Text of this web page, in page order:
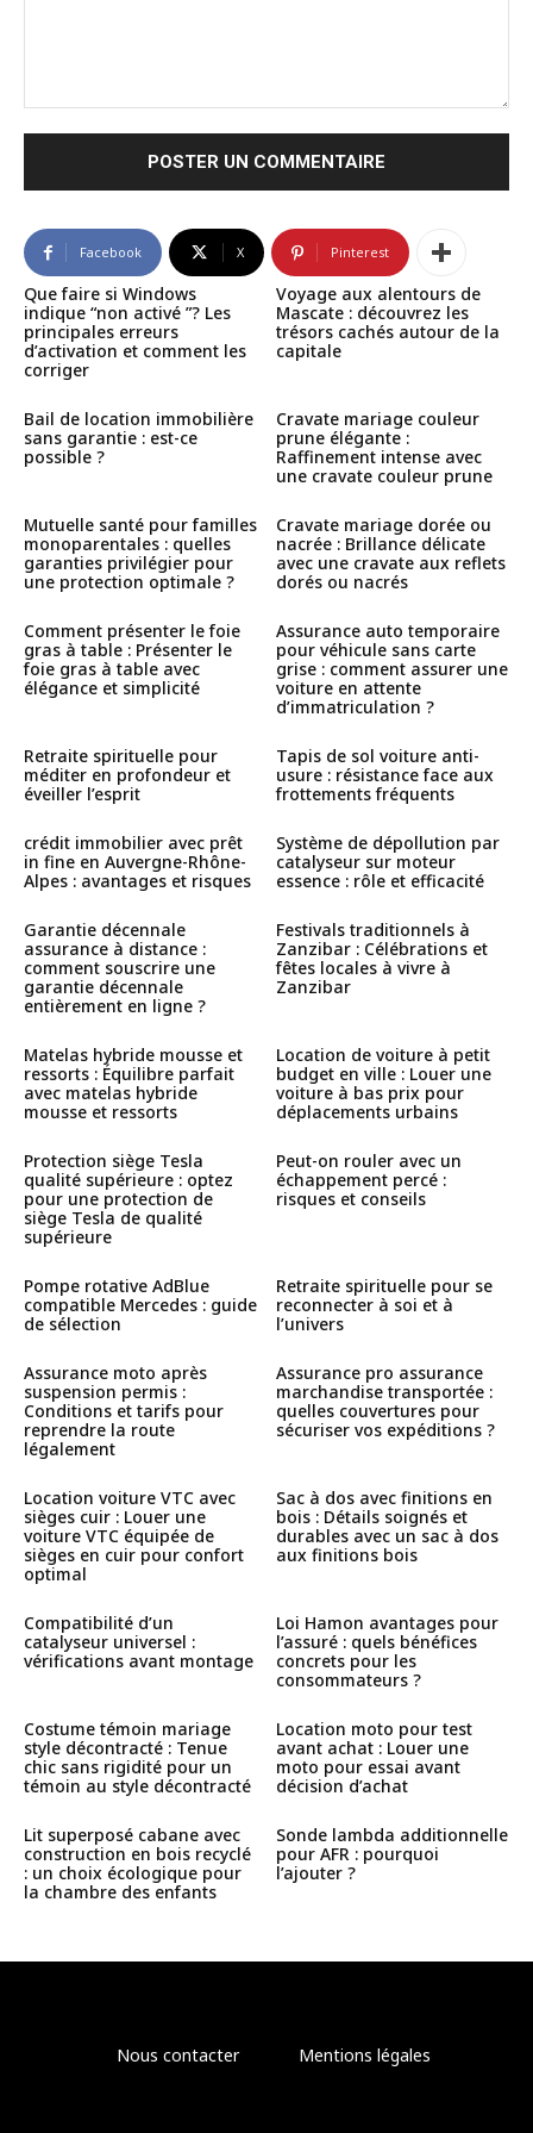
Facebook X Pinterest
Que faire si Windows
indique “non activé ”? Les
principales erreurs
d’activation et comment les
corriger
Voyage aux alentours de
Mascate : découvrez les
trésors cachés autour de la
capitale
Bail de location immobilière
sans garantie : est-ce
possible ?
Cravate mariage couleur
prune élégante :
Raffinement intense avec
une cravate couleur prune
Mutuelle santé pour familles
monoparentales : quelles
garanties privilégier pour
une protection optimale ?
Cravate mariage dorée ou
nacrée : Brillance délicate
avec une cravate aux reflets
dorés ou nacrés
Comment présenter le foie
gras à table : Présenter le
foie gras à table avec
élégance et simplicité
Assurance auto temporaire
pour véhicule sans carte
grise : comment assurer une
voiture en attente
d’immatriculation ?
Retraite spirituelle pour
méditer en profondeur et
éveiller l’esprit
Tapis de sol voiture anti-
usure : résistance face aux
frottements fréquents
crédit immobilier avec prêt
in fine en Auvergne-Rhône-
Alpes : avantages et risques
Système de dépollution par
catalyseur sur moteur
essence : rôle et efficacité
Garantie décennale
assurance à distance :
comment souscrire une
garantie décennale
entièrement en ligne ?
Festivals traditionnels à
Zanzibar : Célébrations et
fêtes locales à vivre à
Zanzibar
Matelas hybride mousse et
ressorts : Équilibre parfait
avec matelas hybride
mousse et ressorts
Location de voiture à petit
budget en ville : Louer une
voiture à bas prix pour
déplacements urbains
Protection siège Tesla
qualité supérieure : optez
pour une protection de
siège Tesla de qualité
supérieure
Peut-on rouler avec un
échappement percé :
risques et conseils
Pompe rotative AdBlue
compatible Mercedes : guide
de sélection
Retraite spirituelle pour se
reconnecter à soi et à
l’univers
Assurance moto après
suspension permis :
Conditions et tarifs pour
reprendre la route
légalement
Assurance pro assurance
marchandise transportée :
quelles couvertures pour
sécuriser vos expéditions ?
Location voiture VTC avec
sièges cuir : Louer une
voiture VTC équipée de
sièges en cuir pour confort
optimal
Sac à dos avec finitions en
bois : Détails soignés et
durables avec un sac à dos
aux finitions bois
Compatibilité d’un
catalyseur universel :
vérifications avant montage
Loi Hamon avantages pour
l’assuré : quels bénéfices
concrets pour les
consommateurs ?
Costume témoin mariage
style décontracté : Tenue
chic sans rigidité pour un
témoin au style décontracté
Location moto pour test
avant achat : Louer une
moto pour essai avant
décision d’achat
Lit superposé cabane avec
construction en bois recyclé
: un choix écologique pour
la chambre des enfants
Sonde lambda additionnelle
pour AFR : pourquoi
l’ajouter ?
Nous contacter Mentions légales